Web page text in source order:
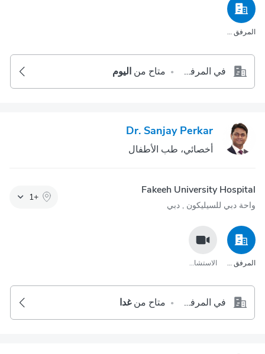
المرفق الصحي
في المرفق الصحي • متاح من اليوم
Dr. Sanjay Perkar
أخصائي، طب الأطفال
Fakeeh University Hospital
واحة دبي للسيليكون‎ , دبي
+
1
المرفق الصحي الاستشارة عبر مكالمة الفيديو
في المرفق الصحي • متاح من غدا